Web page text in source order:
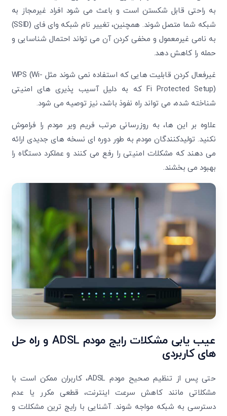
به راحتی قابل شکستن است و باعث می شود افراد غیرمجاز به
شبکه شما متصل شوند. همچنین، تغییر نام شبکه وای فای (SSID)
به نامی غیرمعمول و مخفی کردن آن می تواند احتمال شناسایی و
حمله را کاهش دهد.
غیرفعال کردن قابلیت هایی که استفاده نمی شوند مثل WPS (Wi-
Fi Protected Setup) که به دلیل آسیب پذیری های امنیتی
شناخته شده، می تواند راه نفوذ باشد، نیز توصیه می شود.
علاوه بر این ها، به روزرسانی مرتب فریم ویر مودم را فراموش
نکنید. تولیدکنندگان مودم به طور دوره ای نسخه های جدیدی ارائه
می دهند که مشکلات امنیتی را رفع می کنند و عملکرد دستگاه را
بهبود می بخشند.
عیب یابی مشکلات رایج مودم ADSL و راه حل
های کاربردی
حتی پس از تنظیم صحیح مودم ADSL، کاربران ممکن است با
مشکلاتی مانند کاهش سرعت اینترنت، قطعی مکرر یا عدم
دسترسی به شبکه مواجه شوند. آشنایی با رایج ترین مشکلات و